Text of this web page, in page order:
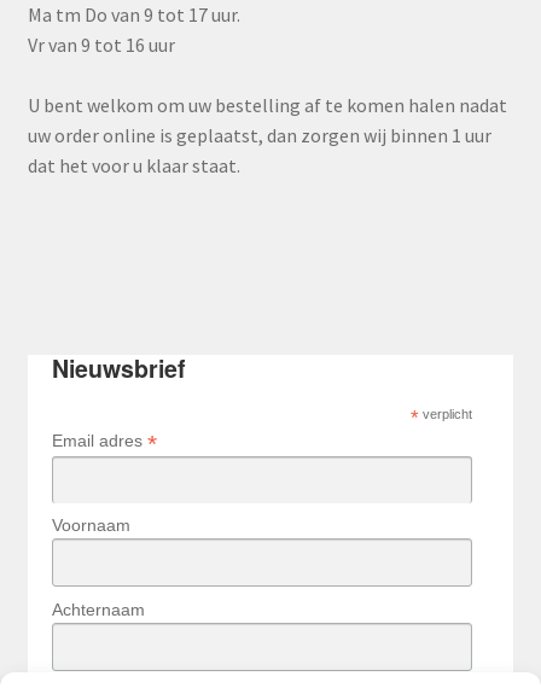
Ma tm Do van 9 tot 17 uur.
Vr van 9 tot 16 uur
U bent welkom om uw bestelling af te komen halen nadat
uw order online is geplaatst, dan zorgen wij binnen 1 uur
dat het voor u klaar staat.
Nieuwsbrief
*verplicht
Email adres *
Voornaam
Achternaam